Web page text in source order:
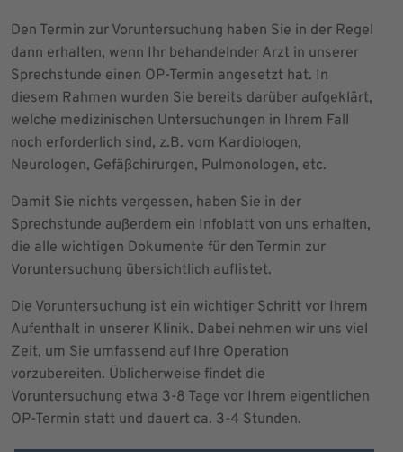
Den Termin zur Voruntersuchung haben Sie in der Regel
dann erhalten, wenn Ihr behandelnder Arzt in unserer
Sprechstunde einen OP-Termin angesetzt hat. In
diesem Rahmen wurden Sie bereits darüber aufgeklärt,
welche medizinischen Untersuchungen in Ihrem Fall
noch erforderlich sind, z.B. vom Kardiologen,
Neurologen, Gefäßchirurgen, Pulmonologen, etc.
Damit Sie nichts vergessen, haben Sie in der
Sprechstunde außerdem ein Infoblatt von uns erhalten,
die alle wichtigen Dokumente für den Termin zur
Voruntersuchung übersichtlich auflistet.
Die Voruntersuchung ist ein wichtiger Schritt vor Ihrem
Aufenthalt in unserer Klinik. Dabei nehmen wir uns viel
Zeit, um Sie umfassend auf Ihre Operation
vorzubereiten. Üblicherweise findet die
Voruntersuchung etwa 3-8 Tage vor Ihrem eigentlichen
OP-Termin statt und dauert ca. 3-4 Stunden.